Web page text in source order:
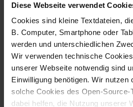
Diese Webseite verwendet
Cookies sind kleine Textdateien,
B. Computer, Smartphone oder
werden und unterschiedlichen
Wir verwenden technische
unserer Webseite notwendig sind
Einwilligung benötigen. Wir nutzen
solche Cookies des Open-Source-
dabei helfen, die Nutzung unserer
Fotografo: Lorenz
Sternbach
Download